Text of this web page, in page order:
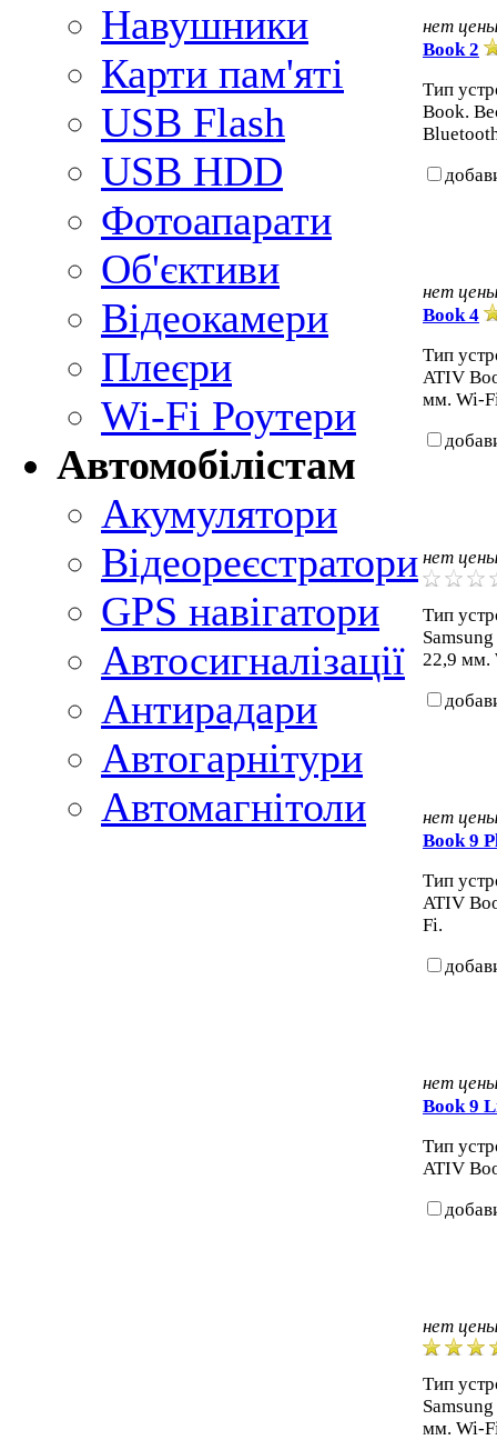
Навушники
Карти пам'яті
USB Flash
USB HDD
Фотоапарати
Об'єктиви
Відеокамери
Плеєри
Wi-Fi Роутери
Автомобілістам
Акумулятори
Відеореєстратори
GPS навігатори
Автосигналізації
Антирадари
Автогарнітури
Автомагнітоли
нет
Book 2
Тип
Book.
нет
Book 4
Тип
ATIV
мм. Wi-
нет
Тип
22,9 мм.
нет
Book 9
Тип
ATIV
Fi.
нет
Book 9
Тип
ATIV
нет
Тип
мм. Wi-